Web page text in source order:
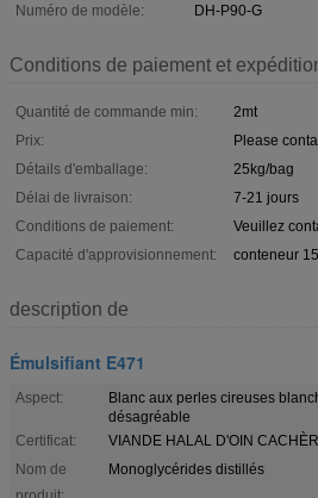
Numéro de modèle:
DH-P90-G
Conditions de paiement et
Quantité de commande min:
2mt
Prix:
Please
Détails d'emballage:
25kg/bag
Délai de livraison:
7-21 jours
Conditions de paiement:
Veuillez
Capacité d'approvisionnement:
conteneur
description de
Émulsifiant E471
Aspect:
Blanc aux perles cireuses
désagréable
Certificat:
VIANDE HALAL D'OIN
Nom de
Monoglycérides distillés